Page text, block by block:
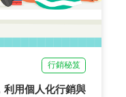
行銷秘笈
利用個人化行銷與